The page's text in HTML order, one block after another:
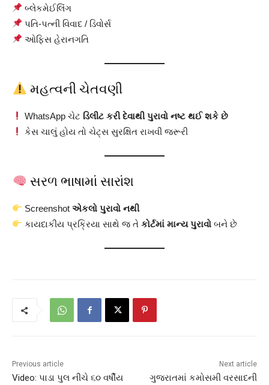
બ્લેકમેઈલિંગ
પતિ-પત્ની વિવાદ / ડિવોર્સ
ઓફિસ હેરાનગતિ
મહત્વની ચેતવણી
WhatsApp ચેટ ડિલીટ કરી દેવાથી પુરાવો નષ્ટ થઈ શકે છે
કેસ ચાલું હોય તો ચેટ્સ સુરક્ષિત રાખવી જરૂરી
સરળ ભાષામાં સારાંશ
Screenshotએકલો પુરાવો નથી
કાયદાકીય પ્રક્રિયા સાથે જ તેકોર્ટમાં માન્ય પુરાવો બને છે
Previous article
Video: પાડા પુલ નીચે ૬૦ વર્ષીય
Next article
ગુજરાતમાં કમોસમી વરસાદની